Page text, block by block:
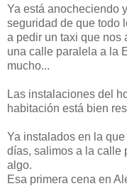
Ya está anocheciendo
seguridad de que todo
a pedir un taxi que nos
una calle paralela a la
mucho...
Las instalaciones del
habitación está bien
Ya instalados en la
días, salimos a la calle
algo.
Esa primera cena en